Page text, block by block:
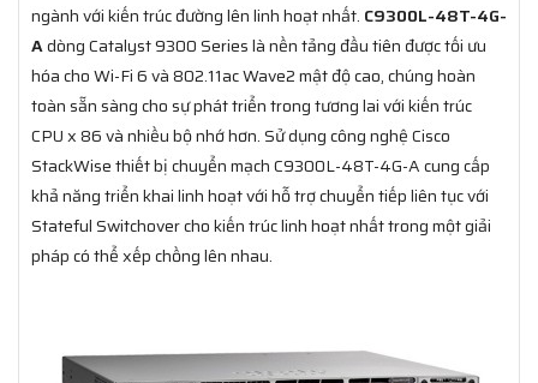
ngành với kiến trúc đường lên linh hoạt nhất. C9300L-48T-4G-
Adòng Catalyst 9300 Series là nền tảng đầu tiên được tối ưu
hóa cho Wi-Fi 6 và 802.11ac Wave2 mật độ cao, chúng hoàn
toàn sẵn sàng cho sự phát triển trong tương lai với kiến trúc
CPU x 86 và nhiều bộ nhớ hơn. Sử dụng công nghệ Cisco
StackWise thiết bị chuyển mạch C9300L-48T-4G-A cung cấp
khả năng triển khai linh hoạt với hỗ trợ chuyển tiếp liên tục với
Stateful Switchover cho kiến trúc linh hoạt nhất trong một giải
pháp có thể xếp chồng lên nhau.